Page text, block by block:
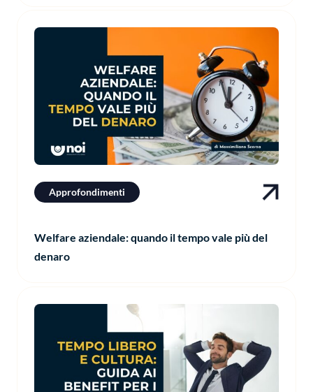
Approfondimenti
Welfare aziendale: quando il tempo vale più del
denaro